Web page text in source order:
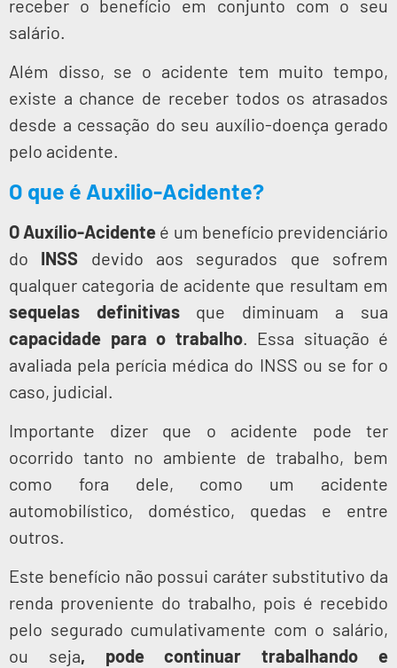
receber o benefício em conjunto com o seu
salário.
Além disso, se o acidente tem muito tempo,
existe a chance de receber todos os atrasados
desde a cessação do seu auxílio-doença gerado
pelo acidente.
O que é Auxilio-Acidente?
O Auxílio-Acidente é um benefício previdenciário
do INSS devido aos segurados que sofrem
qualquer categoria de acidente que resultam em
sequelas
definitivas que diminuam a sua
capacidade para o trabalho. Essa situação é
avaliada pela perícia médica do INSS ou se for o
caso, judicial.
Importante dizer que o acidente pode ter
ocorrido tanto no ambiente de trabalho, bem
como fora dele, como um acidente
automobilístico, doméstico, quedas e entre
outros.
Este benefício não possui caráter substitutivo da
renda proveniente do trabalho, pois é recebido
pelo segurado cumulativamente com o salário,
ou seja, pode continuar trabalhando e